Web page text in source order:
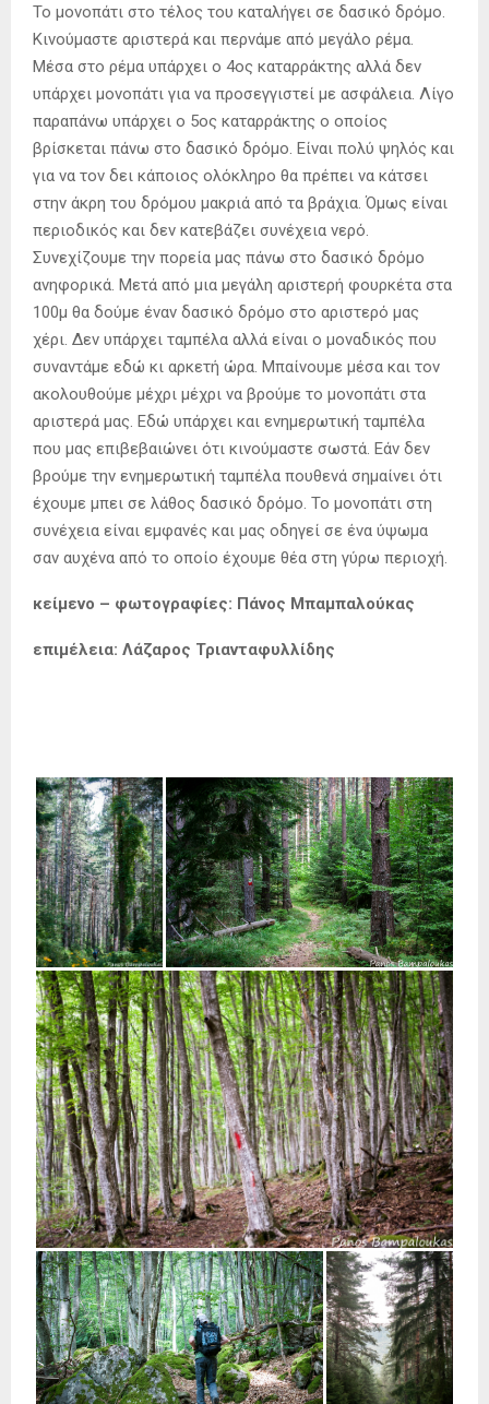
Το μονοπάτι στο τέλος του καταλήγει σε δασικό δρόμο.
Κινούμαστε αριστερά και περνάμε από μεγάλο ρέμα.
Μέσα στο ρέμα υπάρχει ο 4ος καταρράκτης αλλά δεν
υπάρχει μονοπάτι για να προσεγγιστεί με ασφάλεια. Λίγο
παραπάνω υπάρχει ο 5ος καταρράκτης ο οποίος
βρίσκεται πάνω στο δασικό δρόμο. Είναι πολύ ψηλός και
για να τον δει κάποιος ολόκληρο θα πρέπει να κάτσει
στην άκρη του δρόμου μακριά από τα βράχια. Όμως είναι
περιοδικός και δεν κατεβάζει συνέχεια νερό.
Συνεχίζουμε την πορεία μας πάνω στο δασικό δρόμο
ανηφορικά. Μετά από μια μεγάλη αριστερή φουρκέτα στα
100μ θα δούμε έναν δασικό δρόμο στο αριστερό μας
χέρι. Δεν υπάρχει ταμπέλα αλλά είναι ο μοναδικός που
συναντάμε εδώ κι αρκετή ώρα. Μπαίνουμε μέσα και τον
ακολουθούμε μέχρι μέχρι να βρούμε το μονοπάτι στα
αριστερά μας. Εδώ υπάρχει και ενημερωτική ταμπέλα
που μας επιβεβαιώνει ότι κινούμαστε σωστά. Εάν δεν
βρούμε την ενημερωτική ταμπέλα πουθενά σημαίνει ότι
έχουμε μπει σε λάθος δασικό δρόμο. Το μονοπάτι στη
συνέχεια είναι εμφανές και μας οδηγεί σε ένα ύψωμα
σαν αυχένα από το οποίο έχουμε θέα στη γύρω περιοχή.
κείμενο – φωτογραφίες: Πάνος Μπαμπαλούκας
επιμέλεια: Λάζαρος Τριανταφυλλίδης